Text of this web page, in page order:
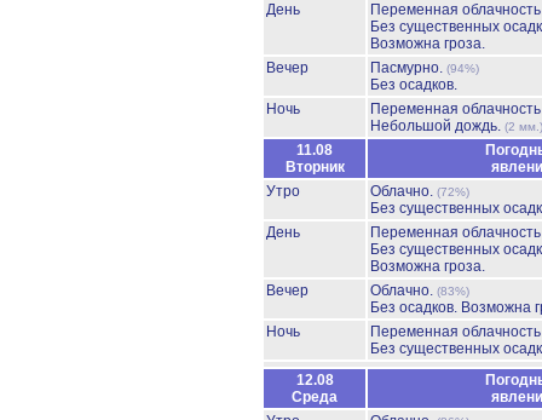
День
Переменная
Без существенных
Возможна гроза.
Вечер
Пасмурно. (94%)
Без осадков.
Ночь
Переменная
Небольшой дождь. (2 мм.)
11.08
Вторник
Утро
Облачно. (72%)
Без существенных
День
Переменная
Без существенных
Возможна гроза.
Вечер
Облачно. (83%)
Без осадков. Возможна
Ночь
Переменная
Без существенных
12.08
Среда